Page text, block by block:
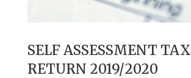
SELF ASSESSMENT TAX
RETURN 2019/2020